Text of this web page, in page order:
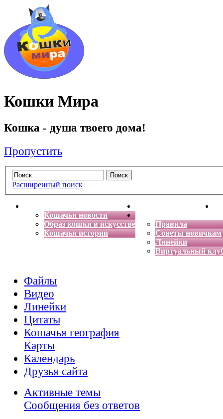
Кошки Мира
Кошка - душа твоего дома!
Пропустить
Расширенный поиск
Кошачьи новости
Образ кошки в искусстве
Кошачьи истории
Энциклопедия кошек
Правила
Советы новичкам
Линейки
Виртуальный
Файлы
Видео
Линейки
Цитаты
Кошачья география
Карты
Календарь
Друзья сайта
Активные темы
Сообщения без ответов